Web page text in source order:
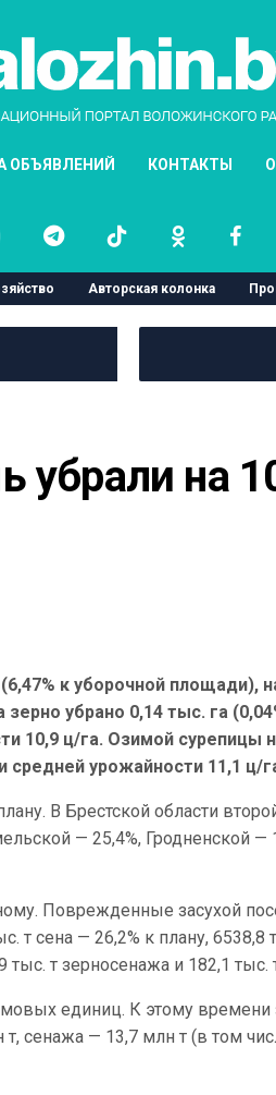
ОБЪЯВЛЕНИЙ КОНТАКТЫ
Авторская колонка
убрали на
к уборочной площади),
убрано 0,14 тыс. га
10,9 ц/га. Озимой сурепицы
средней урожайности 11,1 ц/
В Брестской области
— 25,4%, Гродненской —
Поврежденные засухой
т сена — 26,2% к плану, 6538,8
т зерносенажа и 182,1 тыс.
единиц. К этому времени
т, сенажа — 13,7 млн т (в том